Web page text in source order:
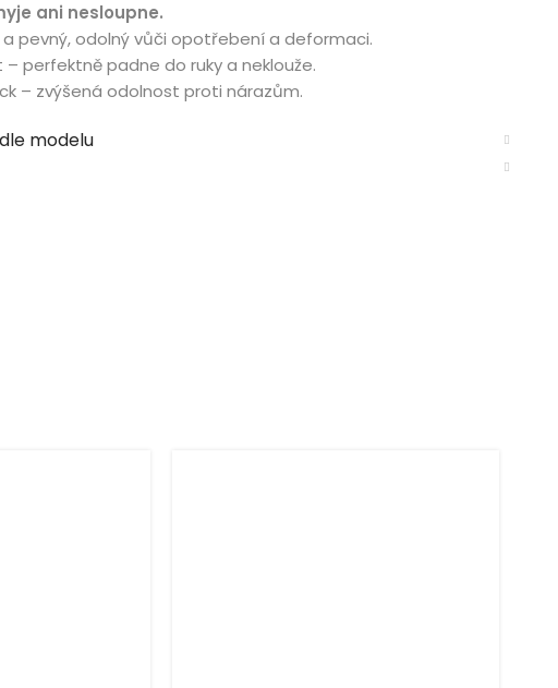
ani nesloupne.
a pevný, odolný vůči opotřebení a deformaci.
perfektně padne do ruky a neklouže.
– zvýšená odolnost proti nárazům.
modelu